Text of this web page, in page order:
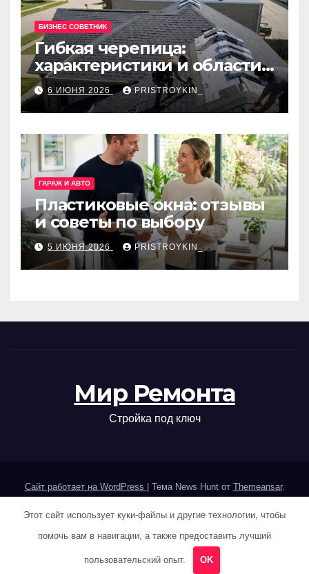
БИЗНЕС СОВЕТНИК
Гибкая черепица:
характеристики и области
применения
6 ИЮНЯ 2026 PRISTROYKIN_
ГАРАЖ И АВТО
Пластиковые окна: отзывы
и советы по выбору
5 ИЮНЯ 2026 PRISTROYKIN_
Мир Ремонта
Стройка под ключ
Сайт работает на WordPress Тема News Hunt от Themeansar.
Home Sample Page Авторам и правообладателям
Политика конфиденциальности
Этот сайт использует куки-файлы и другие технологии, чтобы
помочь вам в навигации, а также предоставить лучший
пользовательский опыт. OK